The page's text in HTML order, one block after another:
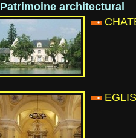
Patrimoine architectural